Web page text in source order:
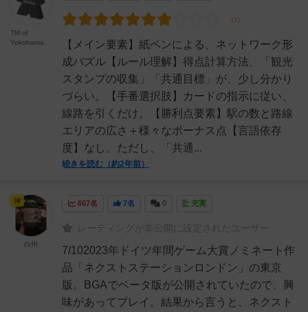
【メイン要素】紙ペンによる、ネットワーク形
成パズル【ルール理解】得点計算方法、「観光
スタンプの収集」「共通目標」が、少し分かり
づらい。【手番選択肢】カードの指示に従い、
線路を引くだけ。【勝利点要素】駅の数と路線
エリアの広さ＋様々なボーナス点【言語依存
度】なし。ただし、「共通...
続きを読む（約2年前）
TM of
Yokohama
667名 7名 0 充実
レーティングが非公開に設定されたユーザー
7/102023年ドイツ年間ゲーム大賞ノミネート作
品「ネクストステーションロンドン」の東京
版。BGAでベータ版が公開されていたので、興
味があってプレイ。結果から言うと、ネクスト
神
白州